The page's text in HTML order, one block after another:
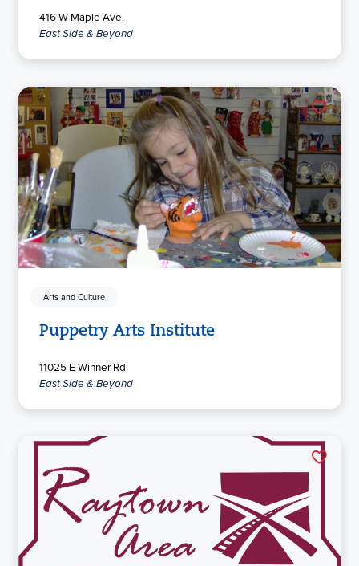
416 W Maple Ave.
East Side & Beyond
Arts and Culture
Puppetry Arts Institute
11025 E Winner Rd.
East Side & Beyond